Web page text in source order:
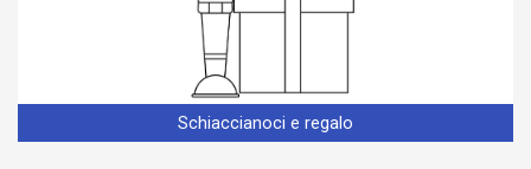
Schiaccianoci e regalo